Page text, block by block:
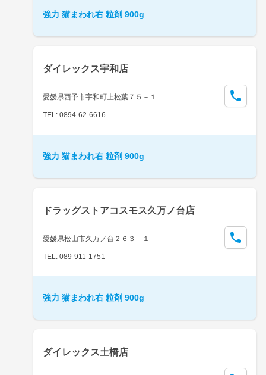
強力 猫まわれ右 粒剤 900g
ダイレックス宇和店
愛媛県西予市宇和町上松葉７５－１
TEL: 0894-62-6616
強力 猫まわれ右 粒剤 900g
ドラッグストアコスモス久万ノ台店
愛媛県松山市久万ノ台２６３－１
TEL: 089-911-1751
強力 猫まわれ右 粒剤 900g
ダイレックス土橋店